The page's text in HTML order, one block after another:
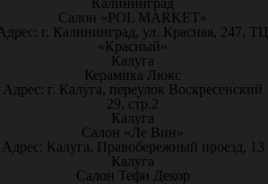
Калининград
Салон «POL MARKET»
г. Калининград, ул. Красная, 247, ТЦ
«Красный»
Калуга
Керамика Люкс
Адрес: г. Калуга, переулок Воскресенский
29, стр.2
Калуга
Салон «Ле Вин»
Адрес: Калуга, Правобережный проезд, 13
Калуга
Салон Тефи Декор